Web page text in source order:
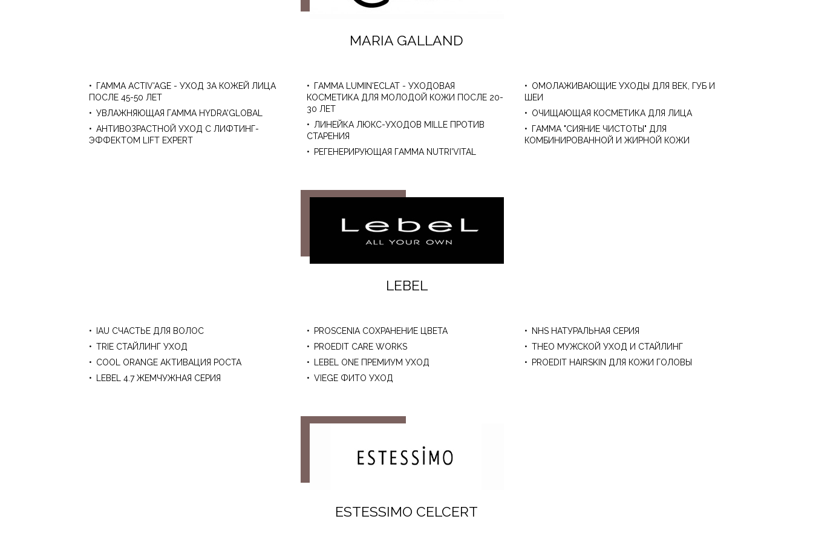
ОБРАБОТКИ
MARIA GALLAND
ГАММА ACTIV'AGE - УХОД ЗА КОЖЕЙ ЛИЦА
ПОСЛЕ 45-50 ЛЕТ
УВЛАЖНЯЮЩАЯ ГАММА HYDRA'GLOBAL
АНТИВОЗРАСТНОЙ УХОД С ЛИФТИНГ-
ЭФФЕКТОМ LIFT EXPERT
ГАММА LUMIN'ECLAT - УХОДОВАЯ
КОСМЕТИКА ДЛЯ МОЛОДОЙ КОЖИ ПОСЛЕ 20-
30 ЛЕТ
ЛИНЕЙКА ЛЮКС-УХОДОВ MILLE ПРОТИВ
СТАРЕНИЯ
РЕГЕНЕРИРУЮЩАЯ ГАММА NUTRI'VITAL
ОМОЛАЖИВАЮЩИЕ УХОДЫ ДЛЯ ВЕК, ГУБ И
ШЕИ
ОЧИЩАЮЩАЯ КОСМЕТИКА ДЛЯ ЛИЦА
ГАММА "СИЯНИЕ ЧИСТОТЫ" ДЛЯ
КОМБИНИРОВАННОЙ И ЖИРНОЙ КОЖИ
LEBEL
IAU СЧАСТЬЕ ДЛЯ ВОЛОС
TRIE СТАЙЛИНГ УХОД
COOL ORANGE АКТИВАЦИЯ РОСТА
LEBEL 4.7 ЖЕМЧУЖНАЯ СЕРИЯ
PROSCENIA СОХРАНЕНИЕ ЦВЕТА
PROEDIT CARE WORKS
LEBEL ONE ПРЕМИУМ УХОД
VIEGE ФИТО УХОД
NHS НАТУРАЛЬНАЯ СЕРИЯ
THEO МУЖСКОЙ УХОД И СТАЙЛИНГ
PROEDIT HAIRSKIN ДЛЯ КОЖИ ГОЛОВЫ
ESTESSIMO CELCERT